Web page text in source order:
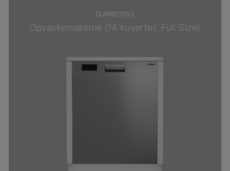
GUN16S10X3
Opvaskemaskine (14 kuverter, Full Size)